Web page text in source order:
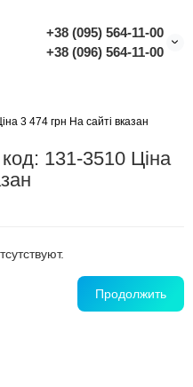
+38 (095) 564-11-00
+38 (096) 564-11-00
3 474 грн На сайті вказан
131-3510 Ціна
Продолжить